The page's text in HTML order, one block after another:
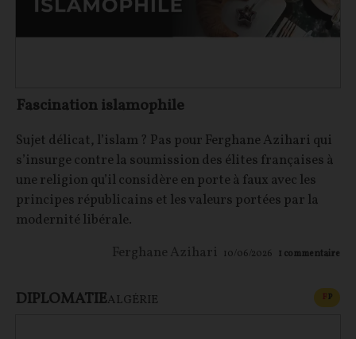
Fascination islamophile
Sujet délicat, l’islam ? Pas pour Ferghane Azihari qui
s’insurge contre la soumission des élites françaises à
une religion qu’il considère en porte à faux avec les
principes républicains et les valeurs portées par la
modernité libérale.
Ferghane Azihari 10/06/2026 1 commentaire
DIPLOMATIEALGÉRIE FP